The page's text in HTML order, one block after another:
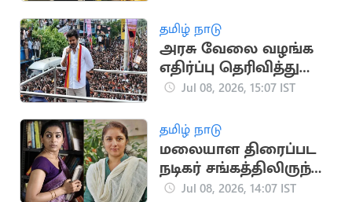
தமிழ் நாடு
அரசு வேலை வழங்க
எதிர்ப்பு தெரிவித்து
மனுத்தாக்கல்
Jul 08, 2026, 15:07 IST
தமிழ் நாடு
மலையாள திரைப்பட
நடிகர் சங்கத்திலிருந்து
நடிகைகள் ரேவதி,
Jul 08, 2026, 14:07 IST